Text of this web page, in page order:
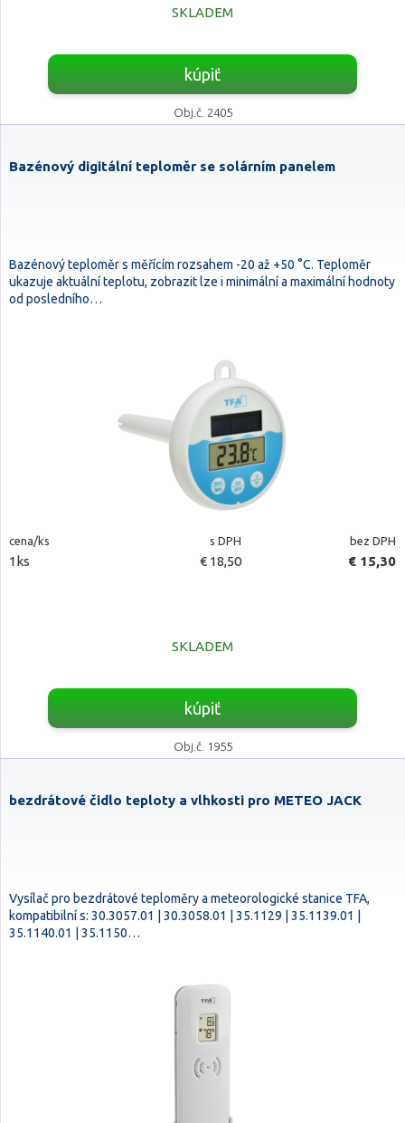
SKLADEM
kúpiť
Obj.č. 2405
Bazénový digitální teploměr se solárním panelem
Bazénový teploměr s měřícím rozsahem -20 až +50 °C. Teploměr
ukazuje aktuální teplotu, zobrazit lze i minimální a maximální hodnoty
od posledního…
cena/ks s DPH bez DPH
1ks € 18,50 € 15,30
SKLADEM
kúpiť
Obj.č. 1955
bezdrátové čidlo teploty a vlhkosti pro METEO JACK
Vysílač pro bezdrátové teploměry a meteorologické stanice TFA,
kompatibilní s: 30.3057.01 | 30.3058.01 | 35.1129 | 35.1139.01 |
35.1140.01 | 35.1150…